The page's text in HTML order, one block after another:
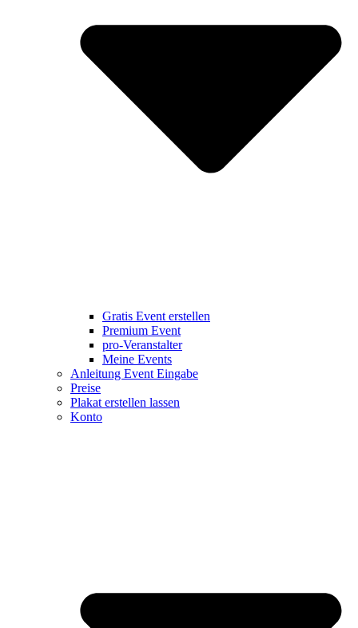
Gratis Event erstellen
Premium Event
pro-Veranstalter
Meine Events
Anleitung Event Eingabe
Preise
Plakat erstellen lassen
Konto